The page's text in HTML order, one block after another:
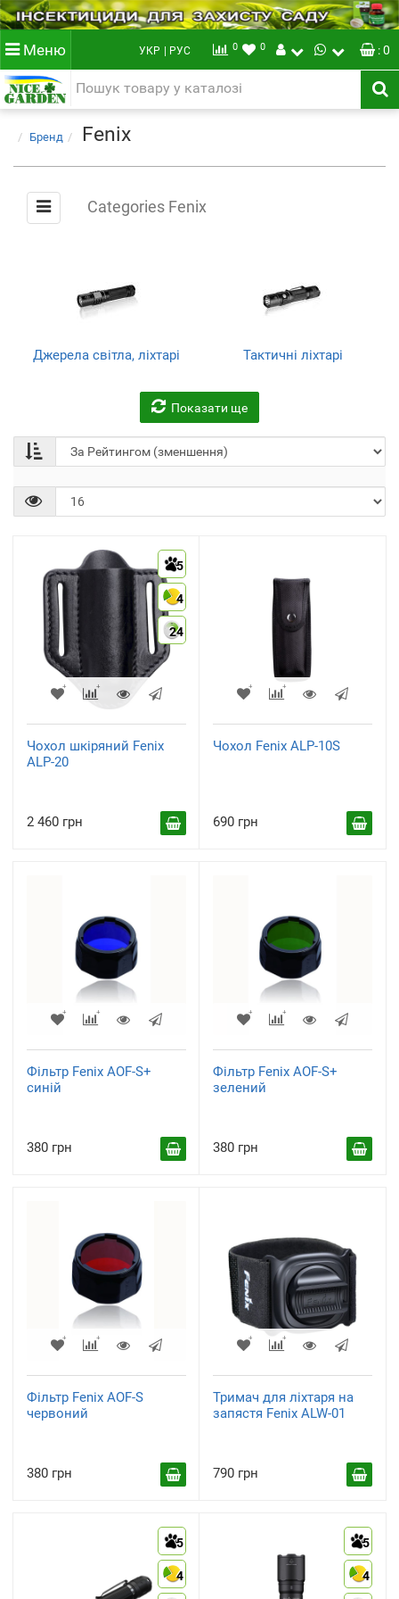
Меню УКР | РУС 0 0 : 0
Бренд Fenix
Categories Fenix
Джерела світла, ліхтарі Тактичні ліхтарі
Акумулятори, зарядні
(55)
Велосипеди та аксесуари
Ножі
(1)
Показати ще
5
4
24
Чохол шкіряний Fenix
ALP-20
2 460 грн
Чохол Fenix ALP-10S
690 грн
Фільтр Fenix AOF-S+
синій
380 грн
Фільтр Fenix AOF-S+
зелений
380 грн
Фільтр Fenix AOF-S
червоний
380 грн
Тримач для ліхтаря на
запястя Fenix ALW-01
790 грн
5
4
5
4